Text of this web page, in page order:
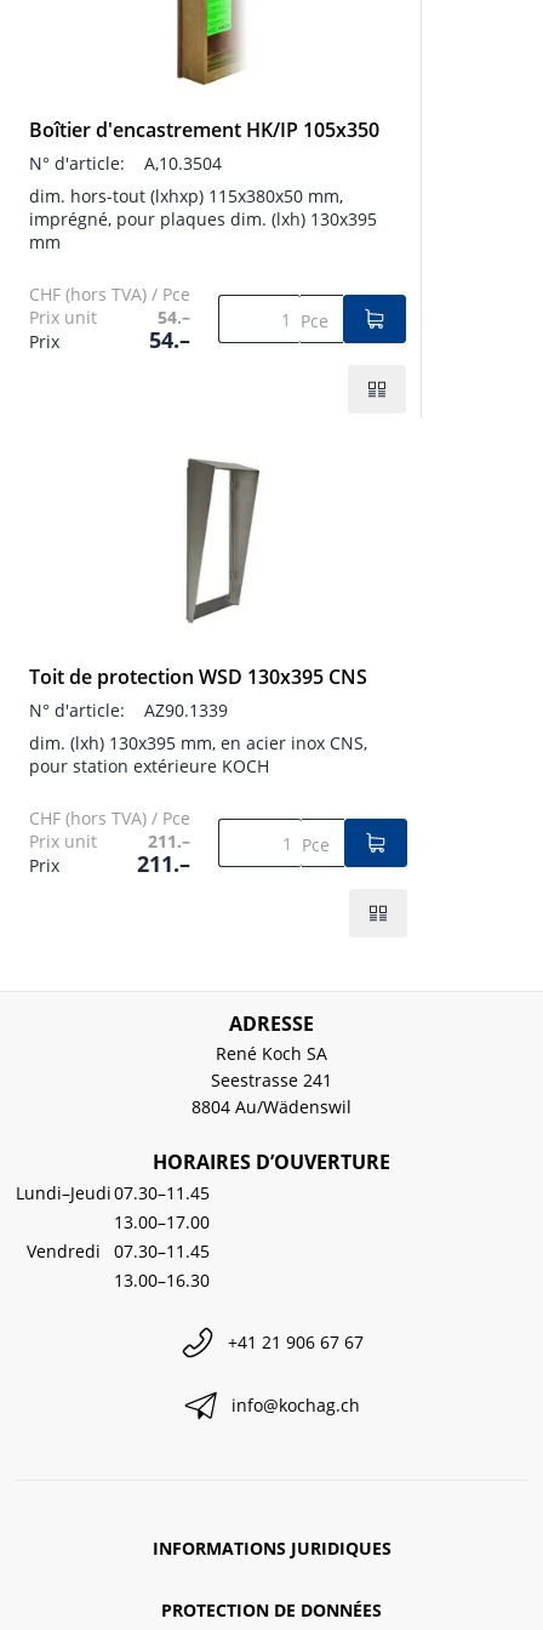
Boîtier d'encastrement HK/IP 105x350
N° d'article:
A,10.3504
dim. hors-tout (lxhxp) 115x380x50 mm,
imprégné, pour plaques dim. (lxh) 130x395
mm
CHF (hors TVA) / Pce
Prix unit
54.–
Prix
54.–
Pce
Toit de protection WSD 130x395 CNS
N° d'article:
AZ90.1339
dim. (lxh) 130x395 mm, en acier inox CNS,
pour station extérieure KOCH
CHF (hors TVA) / Pce
Prix unit
211.–
Prix
211.–
Pce
ADRESSE
René Koch SA
Seestrasse 241
8804 Au/Wädenswil
HORAIRES D’OUVERTURE
Lundi–Jeudi07.30–11.45
13.00–17.00
Vendredi
07.30–11.45
13.00–16.30
+41 21 906 67 67
info@kochag.ch
INFORMATIONS JURIDIQUES
PROTECTION DE DONNÉES